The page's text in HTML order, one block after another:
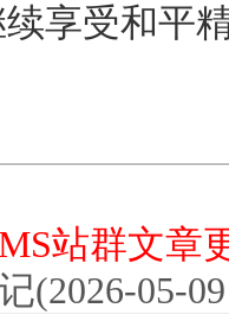
享受和平
站群文章
(2026-05-